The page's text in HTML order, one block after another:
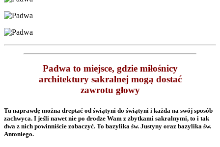
Padwa to miejsce, gdzie miłośnicy
architektury sakralnej mogą dostać
zawrotu głowy
Tu naprawdę można dreptać od świątyni do świątyni i każda na swój sposób
zachwyca. I jeśli nawet nie po drodze Wam z zbytkami sakralnymi, to i tak
dwa z nich powinniście zobaczyć. To bazylika św. Justyny oraz bazylika św.
Antoniego.